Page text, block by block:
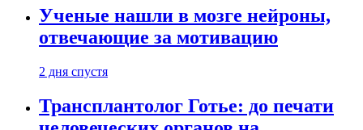
Ученые нашли в мозге нейроны,
отвечающие за мотивацию
2 дня спустя
Трансплантолог Готье: до печати